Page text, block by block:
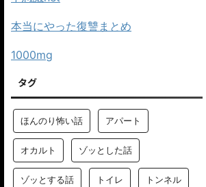
本当にやった復讐まとめ
1000mg
タグ
ほんのり怖い話 アパート
オカルト ゾッとした話
ゾッとする話 トイレ トンネル